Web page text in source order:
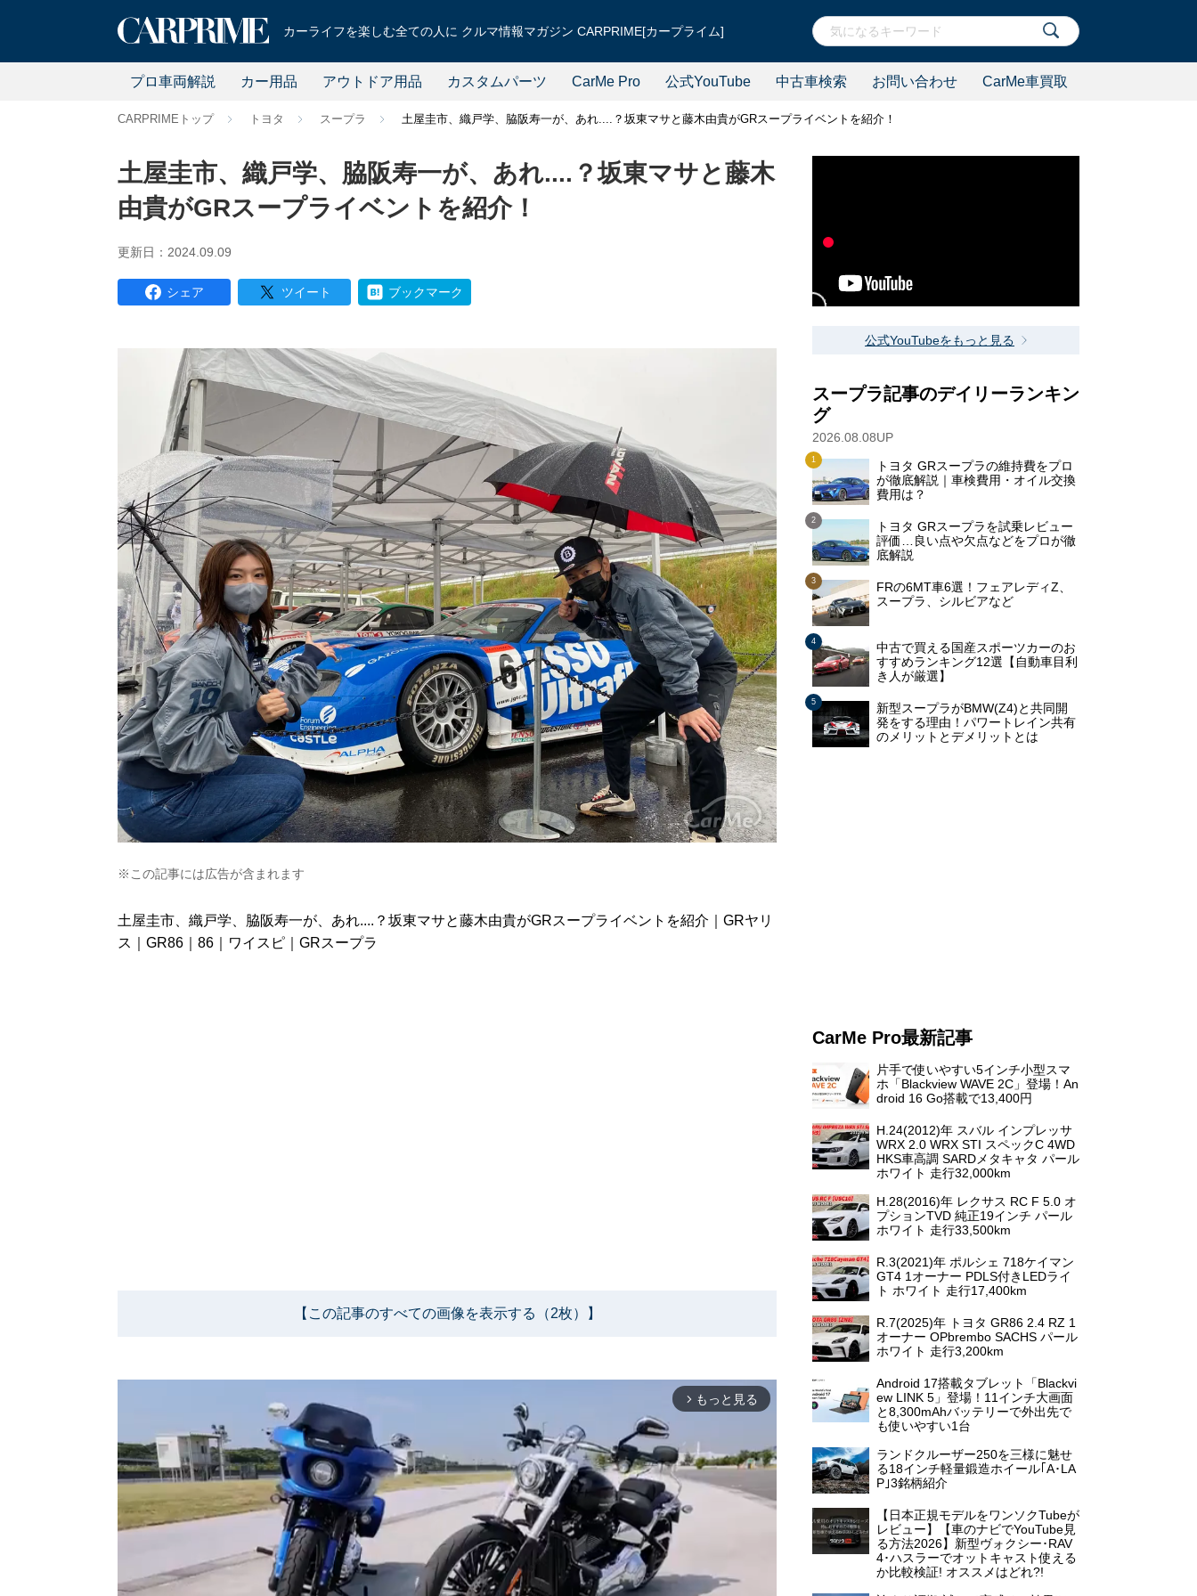
カーライフを楽しむ全ての人に クルマ情報マガジン CARPRIME[カープライム]
プロ車両解説 カー用品 アウトドア用品 カスタムパーツ CarMe Pro 公式YouTube 中古車検索 お問い合わせ CarMe車買取
CARPRIMEトップ トヨタ スープラ 土屋圭市、織戸学、脇阪寿一が、あれ....？坂東マサと藤木由貴がGRスープライベントを紹介！
土屋圭市、織戸学、脇阪寿一が、あれ....？坂東マサと藤木
由貴がGRスープライベントを紹介！
更新日：2024.09.09
シェア ツイート ブックマーク
※この記事には広告が含まれます
土屋圭市、織戸学、脇阪寿一が、あれ....？坂東マサと藤木由貴がGRスープライベントを紹介｜GRヤリ
ス｜GR86｜86｜ワイスピ｜GRスープラ
【この記事のすべての画像を表示する（2枚）】
arrow_forward_ios もっと見る
公式YouTubeをもっと見る
スープラ記事のデイリーランキン
グ
2026.08.08UP
トヨタ GRスープラの維持費をプロ
が徹底解説｜車検費用・オイル交換
費用は？
トヨタ GRスープラを試乗レビュー
評価…良い点や欠点などをプロが徹
底解説
FRの6MT車6選！フェアレディZ、
スープラ、シルビアなど
中古で買える国産スポーツカーのお
すすめランキング12選【自動車目利
き人が厳選】
新型スープラがBMW(Z4)と共同開
発をする理由！パワートレイン共有
のメリットとデメリットとは
CarMe Pro最新記事
片手で使いやすい5インチ小型スマ
ホ「Blackview WAVE 2C」登場！An
droid 16 Go搭載で13,400円
H.24(2012)年 スバル インプレッサ
WRX 2.0 WRX STI スペックC 4WD
HKS車高調 SARDメタキャタ パール
ホワイト 走行32,000km
H.28(2016)年 レクサス RC F 5.0 オ
プションTVD 純正19インチ パール
ホワイト 走行33,500km
R.3(2021)年 ポルシェ 718ケイマン
GT4 1オーナー PDLS付きLEDライ
ト ホワイト 走行17,400km
R.7(2025)年 トヨタ GR86 2.4 RZ 1
オーナー OPbrembo SACHS パール
ホワイト 走行3,200km
Android 17搭載タブレット「Blackvi
ew LINK 5」登場！11インチ大画面
と8,300mAhバッテリーで外出先で
も使いやすい1台
ランドクルーザー250を三様に魅せ
る18インチ軽量鍛造ホイール｢A･LA
P｣3銘柄紹介
【日本正規モデルをワンソクTubeが
レビュー】【車のナビでYouTube見
る方法2026】新型ヴォクシー･RAV
4･ハスラーでオットキャスト使える
か比較検証! オススメはどれ?!